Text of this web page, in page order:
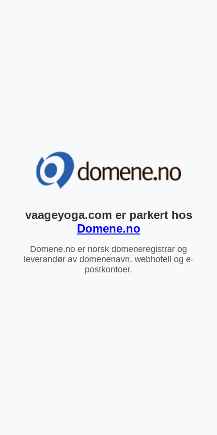
vaageyoga.com er parkert hos
Domene.no
Domene.no er norsk domeneregistrar og
leverandør av domenenavn, webhotell og e-
postkontoer.